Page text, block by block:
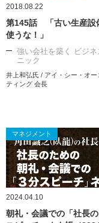
2018.08.22
第145話 「古い生産設
使うな！」
強い会社を築く ビジネ
ニック
井上和弘氏 / アイ・シー・オー
ティング 会長
マネジメント
2024.04.10
朝礼・会議での「社長